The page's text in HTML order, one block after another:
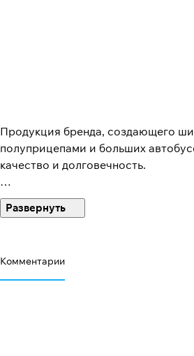
Продукция бренда, создающего
полуприцепами и больших
качество и долговечность.
Но с недавних пор марка
Комментарии